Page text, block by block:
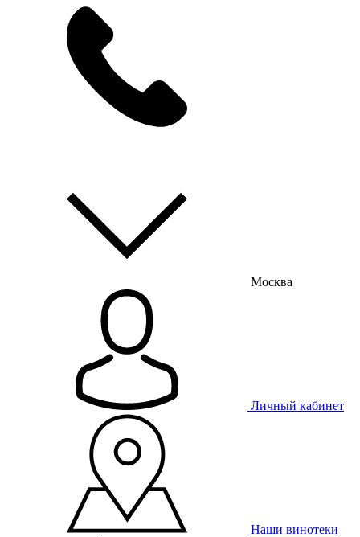
Москва
Личный кабинет
Наши винотеки